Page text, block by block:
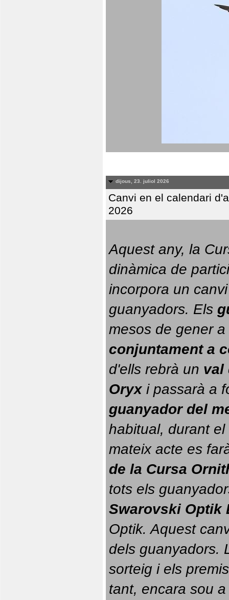
dijous, 23. juliol 2026
Canvi en el calendari
2026
Aquest any, la
dinàmica de
incorpora un
guanyadors. Els
conjuntament a
d'ells rebrà un val
Oryx i passarà a
guanyador del
habitual, durant el
mateix acte es
de la Cursa
tots els
Swarovski Optik
Optik. Aquest
dels guanyadors.
sorteig i els
tant, encara sou